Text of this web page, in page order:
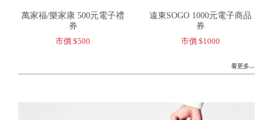
萬家福/樂家康 500元電子禮
券
市價 $500
遠東SOGO 1000元電子商品
券
市價 $1000
看更多...